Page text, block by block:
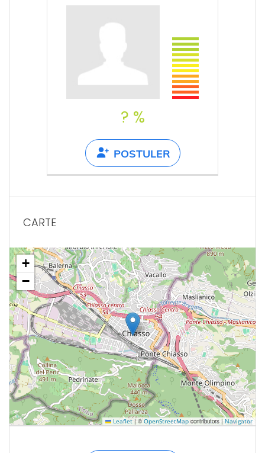
? %
POSTULER
CARTE
+
−
Leaflet |©OpenStreetMapcontributors |Navigator